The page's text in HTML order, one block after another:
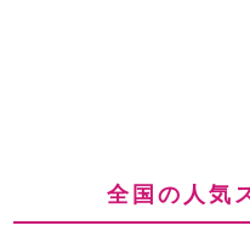
全国の人気